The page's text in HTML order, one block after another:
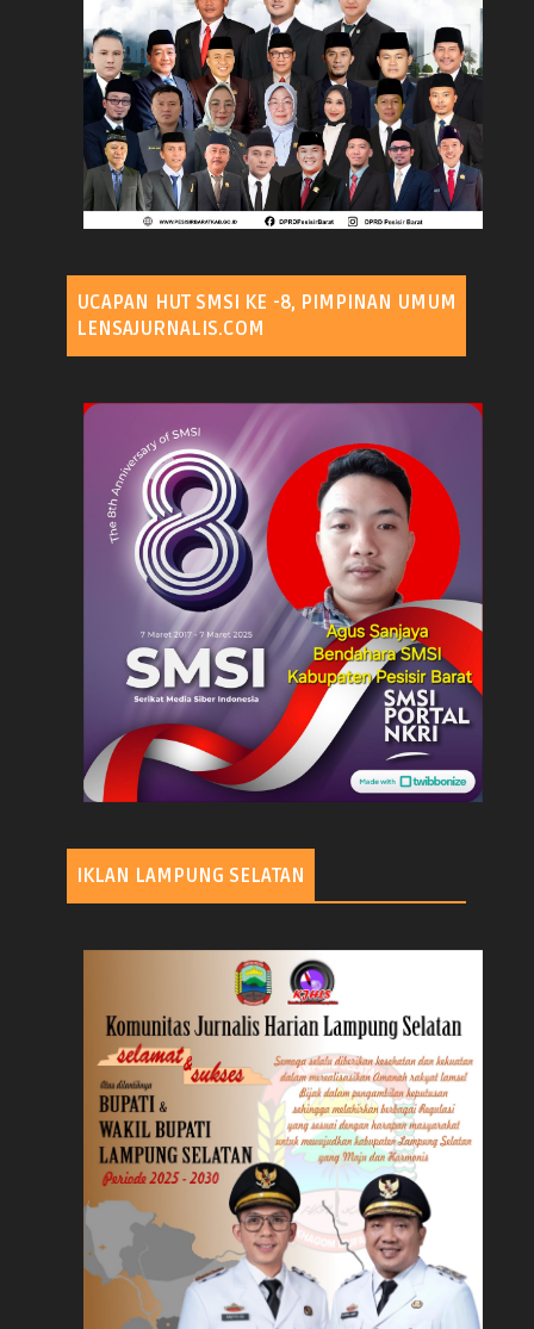
UCAPAN HUT SMSI KE -8, PIMPINAN UMUM
LENSAJURNALIS.COM
IKLAN LAMPUNG SELATAN